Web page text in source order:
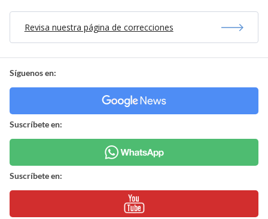
Revisa nuestra página de correcciones
Síguenos en:
Suscríbete en:
Suscríbete en: